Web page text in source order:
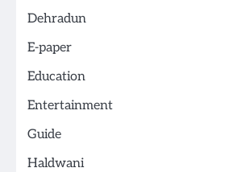
Dehradun
E-paper
Education
Entertainment
Guide
Haldwani